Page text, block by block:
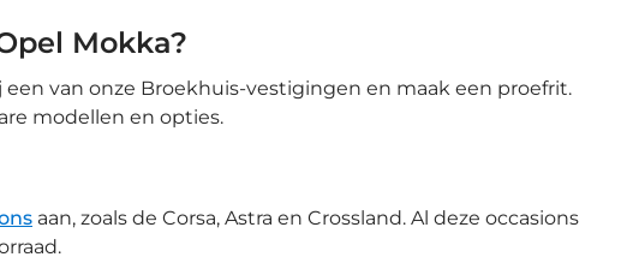
Mokka?
van onze Broekhuis-vestigingen en maak een proefrit.
modellen en opties.
aan, zoals de Corsa, Astra en Crossland. Al deze occasions